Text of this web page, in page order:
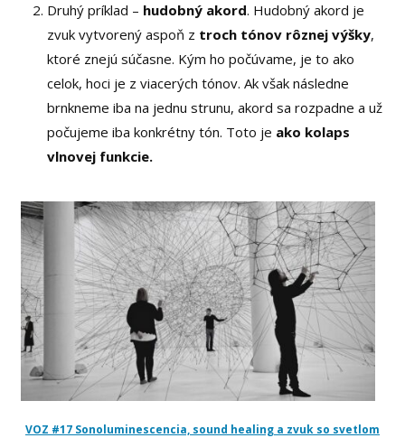
Druhý príklad – hudobný akord. Hudobný akord je
zvuk vytvorený aspoň z troch tónov rôznej výšky,
ktoré znejú súčasne. Kým ho počúvame, je to ako
celok, hoci je z viacerých tónov. Ak však následne
brnkneme iba na jednu strunu, akord sa rozpadne a už
počujeme iba konkrétny tón. Toto je ako kolaps
vlnovej funkcie.
VOZ #17 Sonoluminescencia, sound healing a zvuk so svetlom